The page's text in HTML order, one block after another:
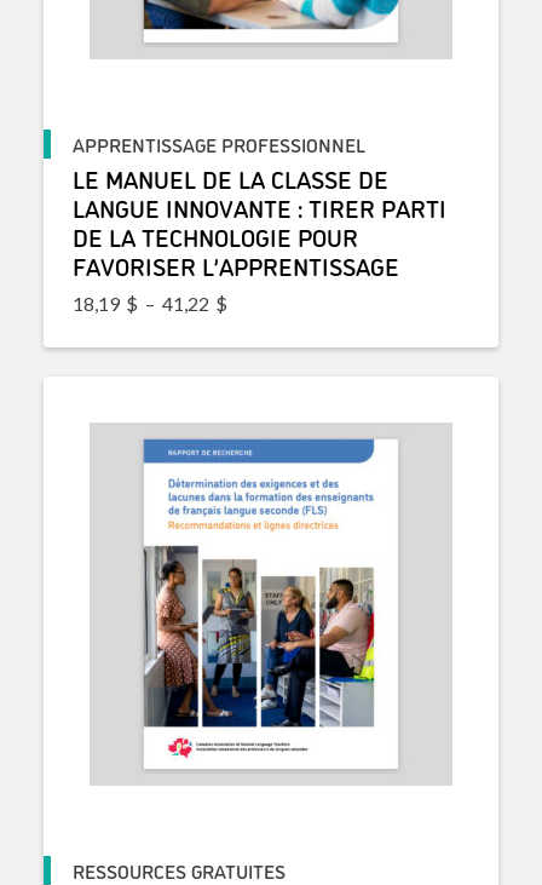
APPRENTISSAGE PROFESSIONNEL
LE MANUEL DE LA CLASSE DE
LANGUE INNOVANTE : TIRER PARTI
DE LA TECHNOLOGIE POUR
FAVORISER L’APPRENTISSAGE
18,19 $ – 41,22 $
RESSOURCES GRATUITES